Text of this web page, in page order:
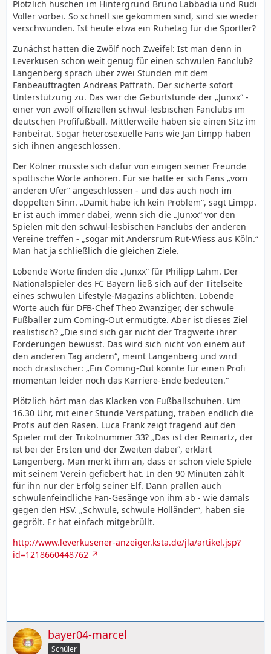
Plötzlich huschen im Hintergrund Bruno Labbadia und Rudi
Völler vorbei. So schnell sie gekommen sind, sind sie wieder
verschwunden. Ist heute etwa ein Ruhetag für die Sportler?
Zunächst hatten die Zwölf noch Zweifel: Ist man denn in
Leverkusen schon weit genug für einen schwulen Fanclub?
Langenberg sprach über zwei Stunden mit dem
Fanbeauftragten Andreas Paffrath. Der sicherte sofort
Unterstützung zu. Das war die Geburtstunde der „Junxx“ -
einer von zwölf offiziellen schwul-lesbischen Fanclubs im
deutschen Profifußball. Mittlerweile haben sie einen Sitz im
Fanbeirat. Sogar heterosexuelle Fans wie Jan Limpp haben
sich ihnen angeschlossen.
Der Kölner musste sich dafür von einigen seiner Freunde
spöttische Worte anhören. Für sie hatte er sich Fans „vom
anderen Ufer“ angeschlossen - und das auch noch im
doppelten Sinn. „Damit habe ich kein Problem“, sagt Limpp.
Er ist auch immer dabei, wenn sich die „Junxx“ vor den
Spielen mit den schwul-lesbischen Fanclubs der anderen
Vereine treffen - „sogar mit Andersrum Rut-Wiess aus Köln.“
Man hat ja schließlich die gleichen Ziele.
Lobende Worte finden die „Junxx“ für Philipp Lahm. Der
Nationalspieler des FC Bayern ließ sich auf der Titelseite
eines schwulen Lifestyle-Magazins ablichten. Lobende
Worte auch für DFB-Chef Theo Zwanziger, der schwule
Fußballer zum Coming-Out ermutigte. Aber ist dieses Ziel
realistisch? „Die sind sich gar nicht der Tragweite ihrer
Forderungen bewusst. Das wird sich nicht von einem auf
den anderen Tag ändern“, meint Langenberg und wird
noch drastischer: „Ein Coming-Out könnte für einen Profi
momentan leider noch das Karriere-Ende bedeuten."
Plötzlich hört man das Klacken von Fußballschuhen. Um
16.30 Uhr, mit einer Stunde Verspätung, traben endlich die
Profis auf den Rasen. Luca Frank zeigt fragend auf den
Spieler mit der Trikotnummer 33? „Das ist der Reinartz, der
ist bei der Ersten und der Zweiten dabei“, erklärt
Langenberg. Man merkt ihm an, dass er schon viele Spiele
mit seinem Verein gefiebert hat. In den 90 Minuten zählt
für ihn nur der Erfolg seiner Elf. Dann prallen auch
schwulenfeindliche Fan-Gesänge von ihm ab - wie damals
gegen den HSV. „Schwule, schwule Holländer“, haben sie
gegrölt. Er hat einfach mitgebrüllt.
http://www.leverkusener-anzeiger.ksta.de/jla/artikel.jsp?
id=1218660448762
bayer04-marcel
Schüler